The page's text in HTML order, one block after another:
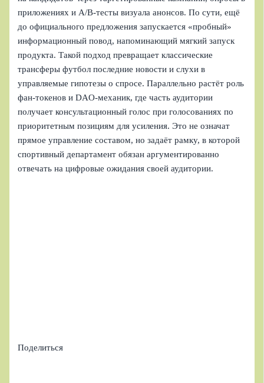
приложениях и A/B‑тесты визуала анонсов. По сути, ещё
до официального предложения запускается «пробный»
информационный повод, напоминающий мягкий запуск
продукта. Такой подход превращает классические
трансферы футбол последние новости и слухи в
управляемые гипотезы о спросе. Параллельно растёт роль
фан‑токенов и DAO‑механик, где часть аудитории
получает консультационный голос при голосованиях по
приоритетным позициям для усиления. Это не означат
прямое управление составом, но задаёт рамку, в которой
спортивный департамент обязан аргументированно
отвечать на цифровые ожидания своей аудитории.
Поделиться